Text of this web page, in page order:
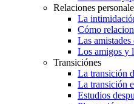
Relaciones
La
Cómo
Las amistades
Los amigos y
Transiciónes
La transición
La transición
Estudios